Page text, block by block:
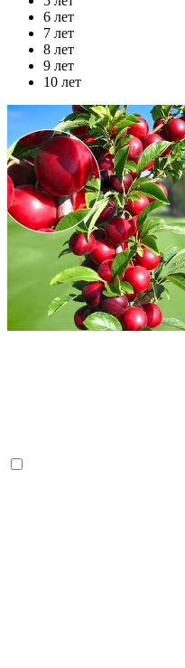
6 лет
7 лет
8 лет
9 лет
10 лет